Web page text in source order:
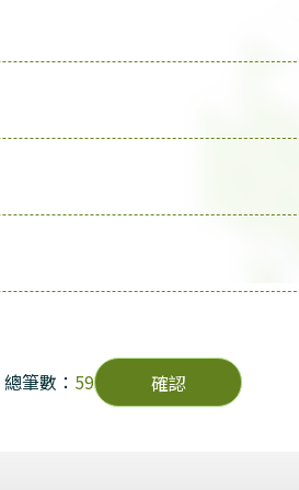
筆數： 59 確認